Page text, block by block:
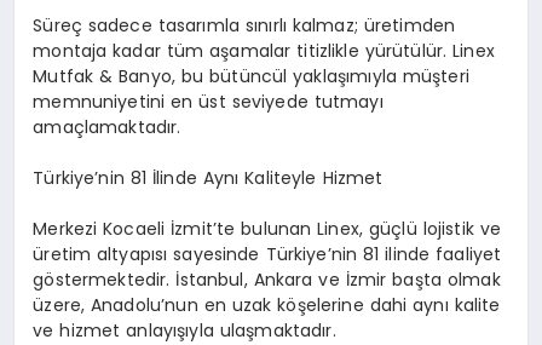
Süreç sadece tasarımla sınırlı kalmaz; üretimden
montaja kadar tüm aşamalar titizlikle yürütülür. Linex
Mutfak & Banyo, bu bütüncül yaklaşımıyla müşteri
memnuniyetini en üst seviyede tutmayı
amaçlamaktadır.
Türkiye’nin 81 İlinde Aynı Kaliteyle Hizmet
Merkezi Kocaeli İzmit’te bulunan Linex, güçlü lojistik ve
üretim altyapısı sayesinde Türkiye’nin 81 ilinde faaliyet
göstermektedir. İstanbul, Ankara ve İzmir başta olmak
üzere, Anadolu’nun en uzak köşelerine dahi aynı kalite
ve hizmet anlayışıyla ulaşmaktadır.